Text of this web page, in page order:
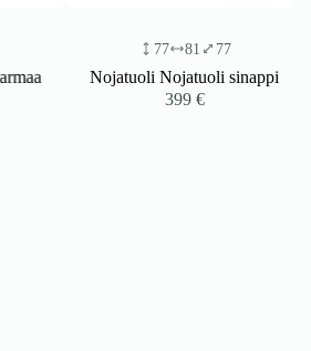
77 81 77
Nojatuoli Nojatuoli sinappi
399€